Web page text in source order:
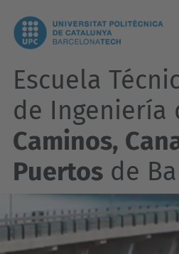
Escuela
de Ingeniería
Caminos,
Puertos de